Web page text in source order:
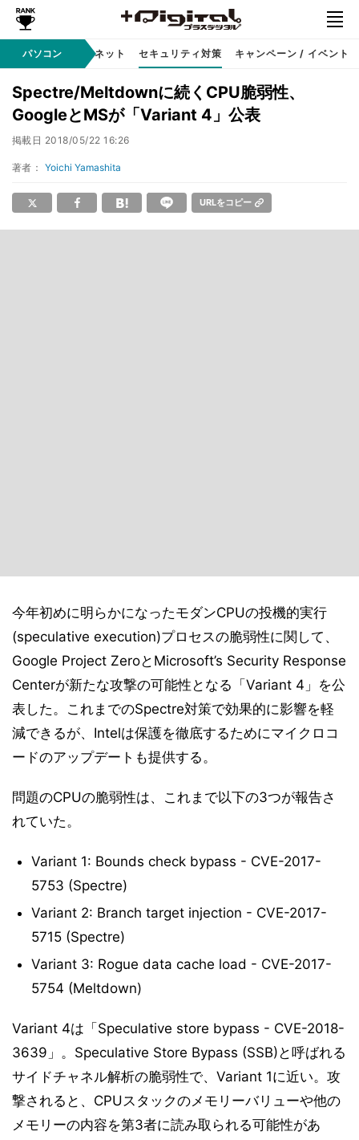
パソコン
ソフト インターネット セキュリティ対策 キャンペーン / イベント
Spectre/Meltdownに続くCPU脆弱性、
GoogleとMSが「Variant 4」公表
掲載日 2018/05/22 16:26
著者： Yoichi Yamashita
URLをコピー
今年初めに明らかになったモダンCPUの投機的実行
(speculative execution)プロセスの脆弱性に関して、
Google Project ZeroとMicrosoft’s Security Response
Centerが新たな攻撃の可能性となる「Variant 4」を公
表した。これまでのSpectre対策で効果的に影響を軽
減できるが、Intelは保護を徹底するためにマイクロコ
ードのアップデートも提供する。
問題のCPUの脆弱性は、これまで以下の3つが報告さ
れていた。
Variant 1: Bounds check bypass - CVE-2017-
5753 (Spectre)
Variant 2: Branch target injection - CVE-2017-
5715 (Spectre)
Variant 3: Rogue data cache load - CVE-2017-
5754 (Meltdown)
Variant 4は「Speculative store bypass - CVE-2018-
3639」。Speculative Store Bypass (SSB)と呼ばれる
サイドチャネル解析の脆弱性で、Variant 1に近い。攻
撃されると、CPUスタックのメモリーバリューや他の
メモリーの内容を第3者に読み取られる可能性があ